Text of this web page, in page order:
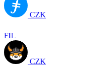
CZK
FIL
CZK